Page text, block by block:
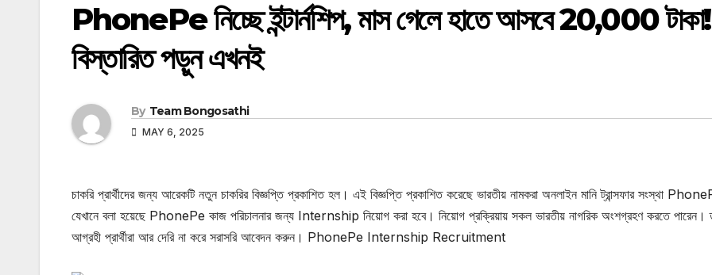
PhonePe নিচ্ছে ইন্টার্নশিপ, মাস গেলে হাতে আসবে 20,000 টাকা!
বিস্তারিত পড়ুন এখনই
By Team Bongosathi
MAY 6, 2025
চাকরি প্রার্থীদের জন্য আরেকটি নতুন চাকরির বিজ্ঞপ্তি প্রকাশিত হল। এই বিজ্ঞপ্তি প্রকাশিত করেছে ভারতীয় নামকরা অনলাইন মানি ট্রান্সফার সংস্থা
যেখানে বলা হয়েছে PhonePe কাজ পরিচালনার জন্য Internship নিয়োগ করা হবে। নিয়োগ প্রক্রিয়ায় সকল ভারতীয় নাগরিক অংশগ্রহণ করতে পারেন।
আগ্রহী প্রার্থীরা আর দেরি না করে সরাসরি আবেদন করুন। PhonePe Internship Recruitment